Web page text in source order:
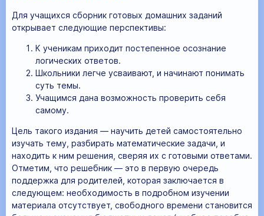
Для учащихся сборник готовых домашних заданий
открывает следующие перспективы:
К ученикам приходит постепенное осознание
логических ответов.
Школьники легче усваивают, и начинают понимать
суть темы.
Учащимся дана возможность проверить себя
самому.
Цель такого издания — научить детей самостоятельно
изучать тему, разбирать математические задачи, и
находить к ним решения, сверяя их с готовыми ответами.
Отметим, что решебник — это в первую очередь
поддержка для родителей, которая заключается в
следующем: необходимость в подробном изучении
материала отсутствует, свободного времени становится